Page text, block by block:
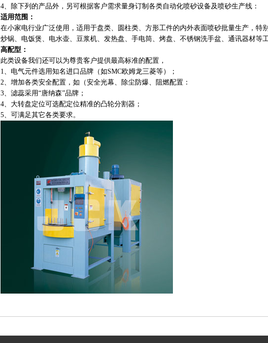
4、除下列的产品外，另可根据客户需求量身订制各类自动化喷砂设备及喷砂生产线：
适用范围：
在小家电行业广泛使用，适用于盘类、圆柱类、方形工件的内外表面喷砂批量生产，特
炒锅、电饭煲、电水壶、豆浆机、发热盘、手电筒、烤盘、不锈钢洗手盆、通讯器材等工
高配型：
此类设备我们还可以为尊贵客户提供最高标准的配置，
1、电气元件选用知名进口品牌（如SMC欧姆龙三菱等）；
2、增加各类安全配置，如（安全光幕、除尘防爆、阻燃配置：
3、滤蕊采用“唐纳森”品牌；
4、大转盘定位可选配定位精准的凸轮分割器；
5、可满足其它各类要求。